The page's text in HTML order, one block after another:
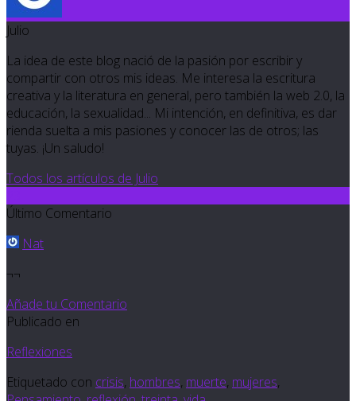
Julio
La idea de este blog nació de la pasión por escribir y
compartir con otros mis ideas. Me interesa la escritura
creativa y la literatura en general, pero también la web 2.0, la
educación, la sexualidad... Mi intención, en definitiva, es dar
rienda suelta a mis pasiones y conocer las de otros; las
tuyas. ¡Un saludo!
Todos los artículos de Julio
Último Comentario
Nat
¬¬
Añade tu Comentario
Publicado en
Reflexiones
Etiquetado con crisis, hombres, muerte, mujeres,